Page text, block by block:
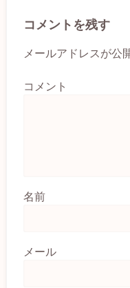
コメントを残す
メールアドレスが公
コメント
名前
メール